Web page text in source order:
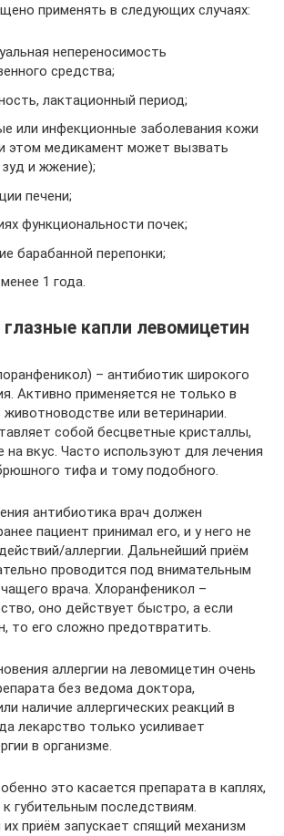
применять в следующих случаях:
непереносимость
средства;
лактационный период;
или инфекционные заболевания кожи
этом медикамент может вызвать
и жжение);
печени;
функциональности почек;
барабанной перепонки;
1 года.
капли левомицетин
– антибиотик широкого
Активно применяется не только в
или ветеринарии.
собой бесцветные кристаллы,
на вкус. Часто используют для лечения
тифа и тому подобного.
антибиотика врач должен
пациент принимал его, и у него не
аллергии. Дальнейший приём
проводится под внимательным
врача. Хлоранфеникол –
оно действует быстро, а если
то его сложно предотвратить.
аллергии на левомицетин очень
без ведома доктора,
наличие аллергических реакций в
лекарство только усиливает
в организме.
это касается препарата в каплях,
губительным последствиям.
приём запускает спящий механизм